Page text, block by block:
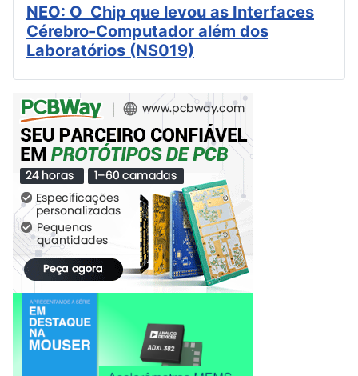
NEO: O Chip que levou as Interfaces
Cérebro-Computador além dos
Laboratórios (NS019)